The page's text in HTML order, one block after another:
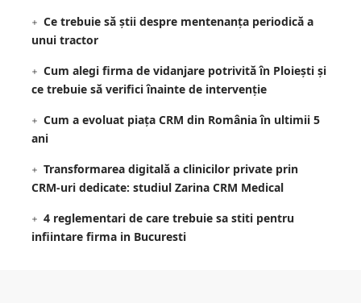
Ce trebuie să știi despre mentenanța periodică a
unui tractor
Cum alegi firma de vidanjare potrivită în Ploiești și
ce trebuie să verifici înainte de intervenție
Cum a evoluat piața CRM din România în ultimii 5
ani
Transformarea digitală a clinicilor private prin
CRM-uri dedicate: studiul Zarina CRM Medical
4 reglementari de care trebuie sa stiti pentru
infiintare firma in Bucuresti